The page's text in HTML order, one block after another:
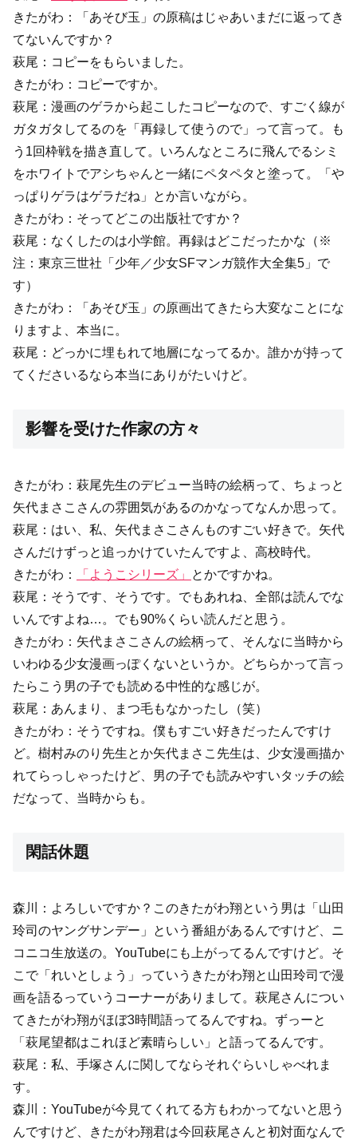
きたがわ：「あそび玉」の原稿はじゃあいまだに返ってき
てないんですか？
萩尾：コピーをもらいました。
きたがわ：コピーですか。
萩尾：漫画のゲラから起こしたコピーなので、すごく線が
ガタガタしてるのを「再録して使うので」って言って。も
う1回枠戦を描き直して。いろんなところに飛んでるシミ
をホワイトでアシちゃんと一緒にペタペタと塗って。「や
っぱりゲラはゲラだね」とか言いながら。
きたがわ：そってどこの出版社ですか？
萩尾：なくしたのは小学館。再録はどこだったかな（※
注：東京三世社「少年／少女SFマンガ競作大全集5」で
す）
きたがわ：「あそび玉」の原画出てきたら大変なことにな
りますよ、本当に。
萩尾：どっかに埋もれて地層になってるか。誰かが持って
てくださいるなら本当にありがたいけど。
影響を受けた作家の方々
きたがわ：萩尾先生のデビュー当時の絵柄って、ちょっと
矢代まさこさんの雰囲気があるのかなってなんか思って。
萩尾：はい、私、矢代まさこさんものすごい好きで。矢代
さんだけずっと追っかけていたんですよ、高校時代。
きたがわ：
「ようこシリーズ」
とかですかね。
萩尾：そうです、そうです。でもあれね、全部は読んでな
いんですよね…。でも90%くらい読んだと思う。
きたがわ：矢代まさこさんの絵柄って、そんなに当時から
いわゆる少女漫画っぽくないというか。どちらかって言っ
たらこう男の子でも読める中性的な感じが。
萩尾：あんまり、まつ毛もなかったし（笑）
きたがわ：そうですね。僕もすごい好きだったんですけ
ど。樹村みのり先生とか矢代まさこ先生は、少女漫画描か
れてらっしゃったけど、男の子でも読みやすいタッチの絵
だなって、当時からも。
閑話休題
森川：よろしいですか？このきたがわ翔という男は「山田
玲司のヤングサンデー」という番組があるんですけど、ニ
コニコ生放送の。YouTubeにも上がってるんですけど。そ
こで「れいとしょう」っていうきたがわ翔と山田玲司で漫
画を語るっていうコーナーがありまして。萩尾さんについ
てきたがわ翔がほぼ3時間語ってるんですね。ずっーと
「萩尾望都はこれほど素晴らしい」と語ってるんです。
萩尾：私、手塚さんに関してならそれぐらいしゃべれま
す。
森川：YouTubeが今見てくれてる方もわかってないと思う
んですけど、きたがわ翔君は今回萩尾さんと初対面なんで